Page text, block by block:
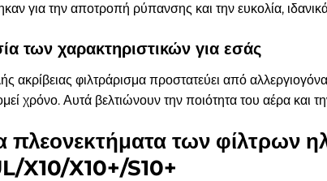
για την αποτροπή ρύπανσης και την ευκολία,
των χαρακτηριστικών για εσάς
ακρίβειας φιλτράρισμα προστατεύει από
χρόνο. Αυτά βελτιώνουν την ποιότητα του αέρα και
πλεονεκτήματα των φίλτρων
X10/X10+/S10+